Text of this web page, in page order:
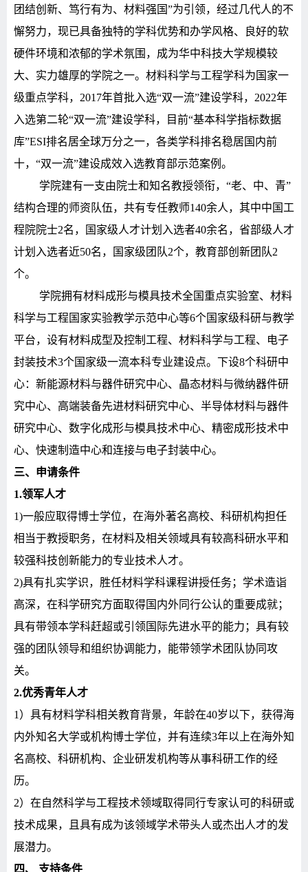
团结创新、笃行有为、材料强国”为引领，经过几代人的不
懈努力，现已具备独特的学科优势和办学风格、良好的软
硬件环境和浓郁的学术氛围，成为华中科技大学规模较
大、实力雄厚的学院之一。材料科学与工程学科为国家一
级重点学科， 2017年首批入选“双一流”建设学科， 2022年
入选第二轮“双一流”建设学科，目前“基本科学指标数据
库”ESI排名居全球万分之一，各类学科排名稳居国内前
十，“双一流”建设成效入选教育部示范案例。
学院建有一支由院士和知名教授领衔，“老、中、青”
结构合理的师资队伍， 共有专任教师140余人，其中中国工
程院院士2名，国家级人才计划入选者40余名，省部级人才
计划入选者近50名，国家级团队2个，教育部创新团队2
个。
学院拥有材料成形与模具技术全国重点实验室、材料
科学与工程国家实验教学示范中心等6个国家级科研与教学
平台，设有材料成型及控制工程、材料科学与工程、电子
封装技术3个国家级一流本科专业建设点。下设8个科研中
心：新能源材料与器件研究中心、晶态材料与微纳器件研
究中心、高端装备先进材料研究中心、半导体材料与器件
研究中心、数字化成形与模具技术中心、精密成形技术中
心、快速制造中心和连接与电子封装中心。
三、申请条件
1.领军人才
1)一般应取得博士学位，在海外著名高校、科研机构担任
相当于教授职务，在材料及相关领域具有较高科研水平和
较强科技创新能力的专业技术人才。
2)具有扎实学识，胜任材料学科课程讲授任务；学术造诣
高深，在科学研究方面取得国内外同行公认的重要成就；
具有带领本学科赶超或引领国际先进水平的能力；具有较
强的团队领导和组织协调能力，能带领学术团队协同攻
关。
2.优秀青年人才
1 ） 具有材料学科相关教育背景，年龄在40岁以下，获得海
内外知名大学或机构博士学位，并有连续3年以上在海外知
名高校、科研机构、企业研发机构等从事科研工作的经
历。
2）在自然科学与工程技术领域取得同行专家认可的科研或
技术成果，且具有成为该领域学术带头人或杰出人才的发
展潜力。
四、
支持条件